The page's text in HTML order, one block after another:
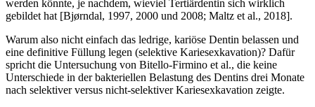
werden könnte, je nachdem, wieviel Tertiärdentin sich wirklich
gebildet hat [Bjørndal, 1997, 2000 und 2008; Maltz et al., 2018].
Warum also nicht einfach das ledrige, kariöse Dentin belassen und
eine definitive Füllung legen (selektive Kariesexkavation)? Dafür
spricht die Untersuchung von Bitello-Firmino et al., die keine
Unterschiede in der bakteriellen Belastung des Dentins drei Monate
nach selektiver versus nicht-selektiver Kariesexkavation zeigte.